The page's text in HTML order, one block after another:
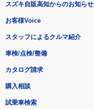
スズキ自販高知からのお知らせ
お客様Voice
スタッフによるクルマ紹介
車検/点検/整備
カタログ請求
購入相談
試乗車検索